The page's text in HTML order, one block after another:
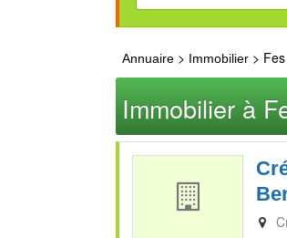
Annuaire > Immobilier > Fes
Immobilier à